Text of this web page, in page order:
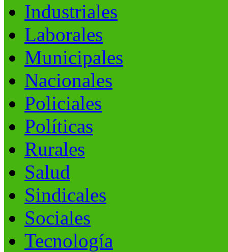
Industriales
Laborales
Municipales
Nacionales
Policiales
Políticas
Rurales
Salud
Sindicales
Sociales
Tecnología